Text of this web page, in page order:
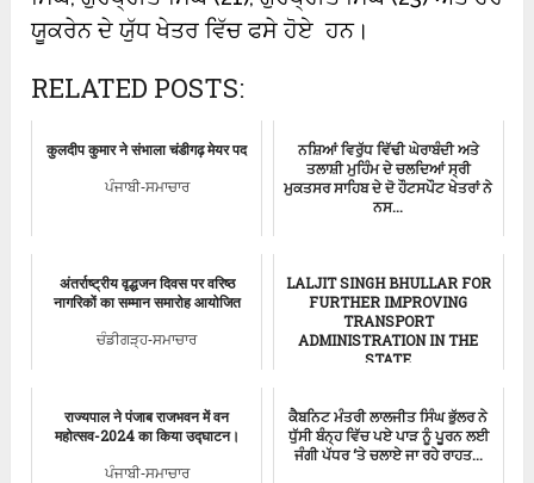
ਯੂਕਰੇਨ ਦੇ ਯੁੱਧ ਖੇਤਰ ਵਿੱਚ ਫਸੇ ਹੋਏ ਹਨ।
RELATED POSTS:
कुलदीप कुमार ने संभाला चंडीगढ़ मेयर पद
ਪੰਜਾਬੀ-ਸਮਾਚਾਰ
ਨਸ਼ਿਆਂ ਵਿਰੁੱਧ ਵਿੱਢੀ ਘੇਰਾਬੰਦੀ ਅਤੇ
ਤਲਾਸ਼ੀ ਮੁਹਿੰਮ ਦੇ ਚਲਦਿਆਂ ਸ੍ਰੀ
ਮੁਕਤਸਰ ਸਾਹਿਬ ਦੇ ਦੋ ਹੌਟਸਪੌਟ ਖੇਤਰਾਂ ਨੇ
ਨਸ...
अंतर्राष्ट्रीय वृद्धजन दिवस पर वरिष्ठ
नागरिकों का सम्मान समारोह आयोजित
ਚੰਡੀਗੜ੍ਹ-ਸਮਾਚਾਰ
LALJIT SINGH BHULLAR FOR
FURTHER IMPROVING
TRANSPORT
ADMINISTRATION IN THE
STATE
राज्यपाल ने पंजाब राजभवन में वन
महोत्सव-2024 का किया उद्घाटन।
ਪੰਜਾਬੀ-ਸਮਾਚਾਰ
ਕੈਬਨਿਟ ਮੰਤਰੀ ਲਾਲਜੀਤ ਸਿੰਘ ਭੁੱਲਰ ਨੇ
ਧੁੱਸੀ ਬੰਨ੍ਹ ਵਿੱਚ ਪਏ ਪਾੜ ਨੂੰ ਪੂਰਨ ਲਈ
ਜੰਗੀ ਪੱਧਰ ‘ਤੇ ਚਲਾਏ ਜਾ ਰਹੇ ਰਾਹਤ...